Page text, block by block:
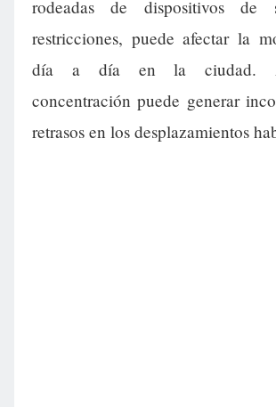
rodeadas de dispositivos de
restricciones, puede afectar la
día a día en la ciudad.
concentración puede generar
retrasos en los desplazamientos